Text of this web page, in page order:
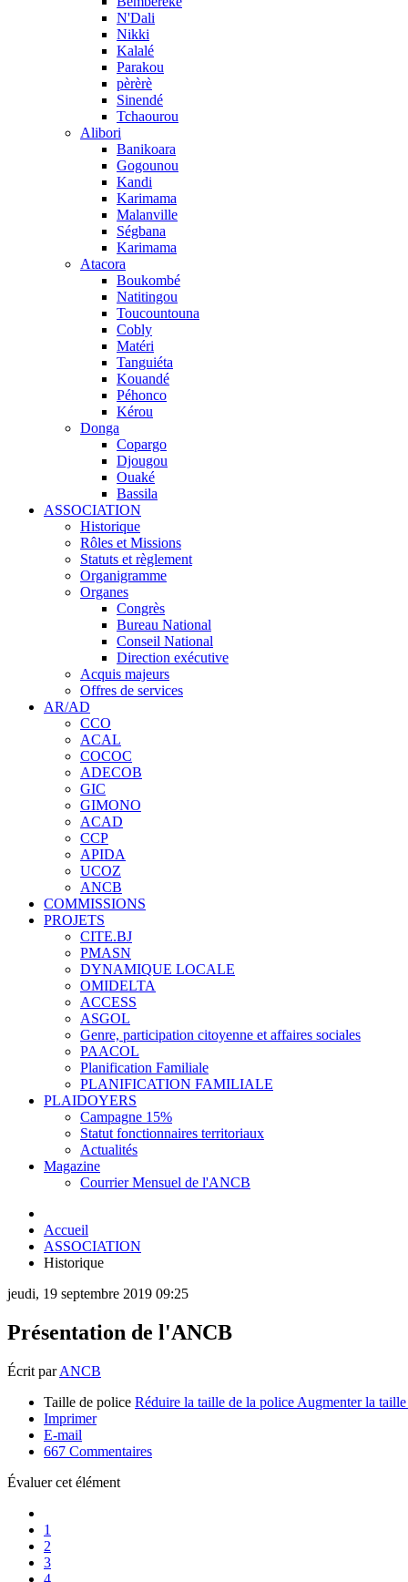
N'Dali
Nikki
Kalalé
Parakou
pèrèrè
Sinendé
Tchaourou
Alibori
Banikoara
Gogounou
Kandi
Karimama
Malanville
Ségbana
Karimama
Atacora
Boukombé
Natitingou
Toucountouna
Cobly
Matéri
Tanguiéta
Kouandé
Péhonco
Kérou
Donga
Copargo
Djougou
Ouaké
Bassila
ASSOCIATION
Historique
Rôles et Missions
Statuts et règlement
Organigramme
Organes
Congrès
Bureau National
Conseil National
Direction exécutive
Acquis majeurs
Offres de services
AR/AD
CCO
ACAL
COCOC
ADECOB
GIC
GIMONO
ACAD
CCP
APIDA
UCOZ
ANCB
COMMISSIONS
PROJETS
CITE.BJ
PMASN
DYNAMIQUE LOCALE
OMIDELTA
ACCESS
ASGOL
Genre, participation citoyenne et affaires sociales
PAACOL
Planification Familiale
PLANIFICATION FAMILIALE
PLAIDOYERS
Campagne 15%
Statut fonctionnaires territoriaux
Actualités
Magazine
Courrier Mensuel de l'ANCB
Accueil
ASSOCIATION
Historique
jeudi, 19 septembre 2019 09:25
Présentation de l'ANCB
Écrit parANCB
Taille de police Réduire la taille de la police Augmenter la
Imprimer
E-mail
667 Commentaires
Évaluer cet élément
1
2
3
4